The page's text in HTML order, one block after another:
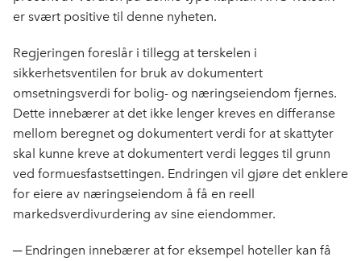
er svært positive til denne nyheten.
Regjeringen foreslår i tillegg at terskelen i
sikkerhetsventilen for bruk av dokumentert
omsetningsverdi for bolig- og næringseiendom fjernes.
Dette innebærer at det ikke lenger kreves en differanse
mellom beregnet og dokumentert verdi for at skattyter
skal kunne kreve at dokumentert verdi legges til grunn
ved formuesfastsettingen. Endringen vil gjøre det enklere
for eiere av næringseiendom å få en reell
markedsverdivurdering av sine eiendommer.
─ Endringen innebærer at for eksempel hoteller kan få